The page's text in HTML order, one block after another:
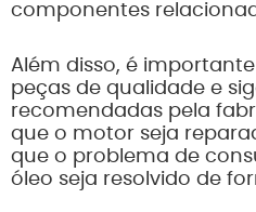
componentes
Além disso, é
peças de qualidade e
recomendadas pela
que o motor seja
que o problema de
óleo seja resolvido de